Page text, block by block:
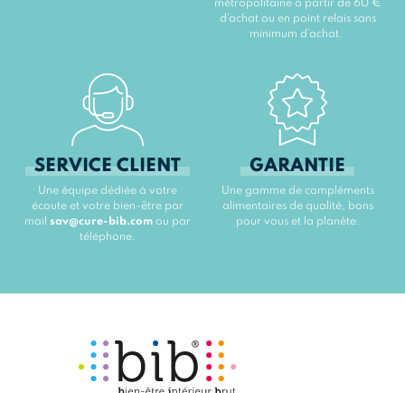
métropolitaine à partir de 60 €
d’achat ou en point relais sans
minimum d’achat.
SERVICE CLIENT
Une équipe dédiée à votre
écoute et votre bien-être par
mail sav@cure-bib.com ou par
téléphone.
GARANTIE
Une gamme de compléments
alimentaires de qualité, bons
pour vous et la planète.